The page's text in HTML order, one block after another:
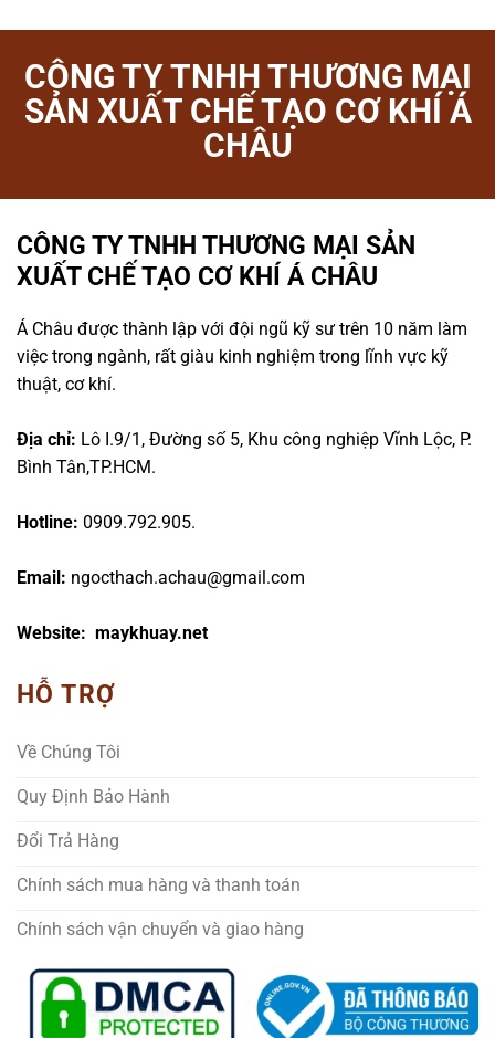
CÔNG TY TNHH THƯƠNG MẠI
SẢN XUẤT CHẾ TẠO CƠ KHÍ Á
CHÂU
CÔNG TY TNHH THƯƠNG MẠI SẢN
XUẤT CHẾ TẠO CƠ KHÍ Á CHÂU
Á Châu được thành lập với đội ngũ kỹ sư trên 10 năm làm
việc trong ngành, rất giàu kinh nghiệm trong lĩnh vực kỹ
thuật, cơ khí.
Địa chỉ: Lô I.9/1, Đường số 5, Khu công nghiệp Vĩnh Lộc, P.
Bình Tân,TP.HCM.
Hotline: 0909.792.905.
Email: ngocthach.achau@gmail.com
Website: maykhuay.net
HỖ TRỢ
Về Chúng Tôi
Quy Định Bảo Hành
Đổi Trả Hàng
Chính sách mua hàng và thanh toán
Chính sách vận chuyển và giao hàng